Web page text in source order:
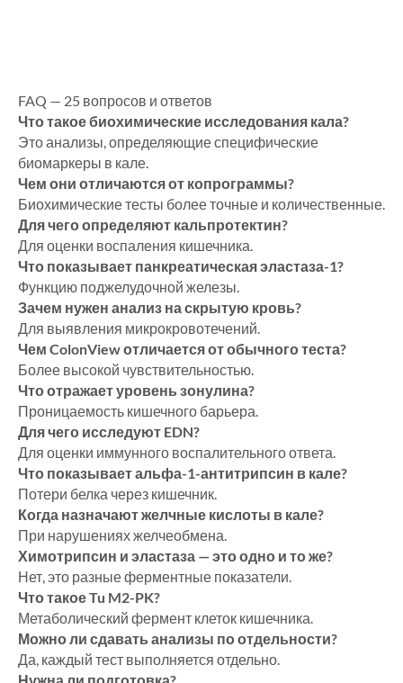
FAQ — 25 вопросов и ответов
Что такое биохимические исследования кала?
Это анализы, определяющие специфические
биомаркеры в кале.
Чем они отличаются от копрограммы?
Биохимические тесты более точные и количественные.
Для чего определяют кальпротектин?
Для оценки воспаления кишечника.
Что показывает панкреатическая эластаза-1?
Функцию поджелудочной железы.
Зачем нужен анализ на скрытую кровь?
Для выявления микрокровотечений.
Чем ColonView отличается от обычного теста?
Более высокой чувствительностью.
Что отражает уровень зонулина?
Проницаемость кишечного барьера.
Для чего исследуют EDN?
Для оценки иммунного воспалительного ответа.
Что показывает альфа-1-антитрипсин в кале?
Потери белка через кишечник.
Когда назначают желчные кислоты в кале?
При нарушениях желчеобмена.
Химотрипсин и эластаза — это одно и то же?
Нет, это разные ферментные показатели.
Что такое Tu M2-PK?
Метаболический фермент клеток кишечника.
Можно ли сдавать анализы по отдельности?
Да, каждый тест выполняется отдельно.